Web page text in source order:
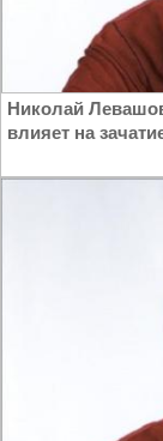
Николай
влияет на